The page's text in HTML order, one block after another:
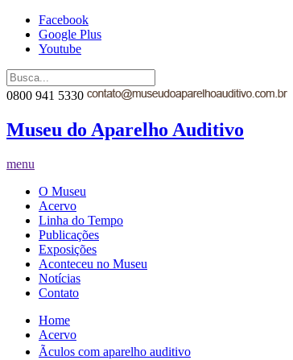
Facebook
Google Plus
Youtube
0800 941 5330
Museu do Aparelho Auditivo
menu
O Museu
Acervo
Linha do Tempo
Publicações
Exposições
Aconteceu no Museu
Notícias
Contato
Home
Acervo
Ãculos com aparelho auditivo